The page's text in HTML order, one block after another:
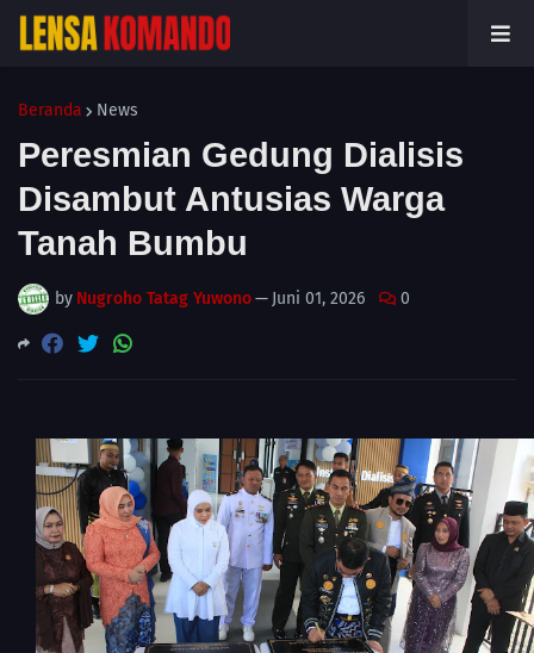
Beranda News
Peresmian Gedung Dialisis
Disambut Antusias Warga
Tanah Bumbu
by Nugroho Tatag Yuwono— Juni 01, 2026 0